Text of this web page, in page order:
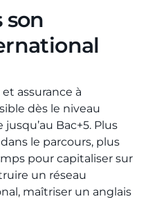
son
assurance à
dès le niveau
Bac+5. Plus
le parcours, plus
pour capitaliser sur
un réseau
maîtriser un anglais